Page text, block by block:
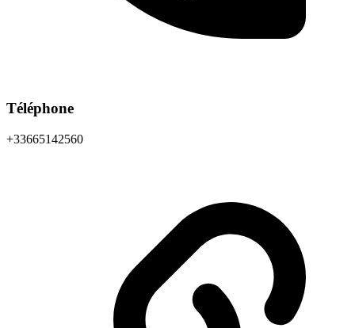
Téléphone
+33665142560